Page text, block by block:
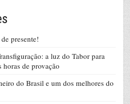
presente!
a luz do Tabor para
de provação
do Brasil e um dos melhores do